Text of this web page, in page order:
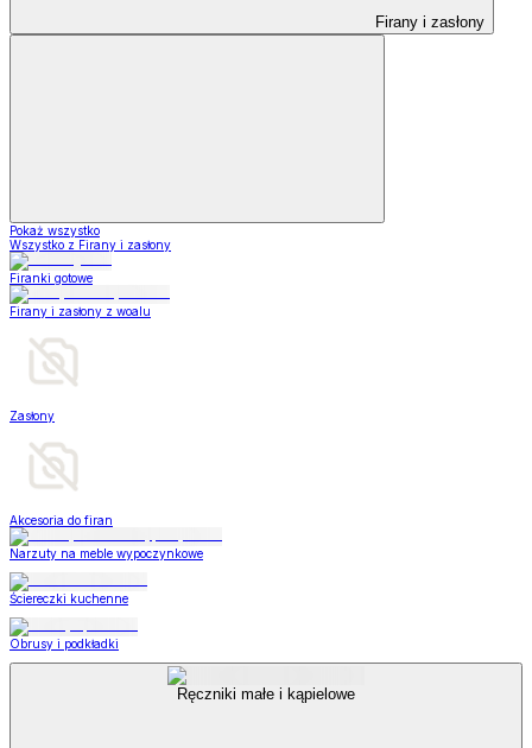
Firany i zasłony
Pokaż wszystko
Wszystko z Firany i zasłony
Firanki gotowe
Firany i zasłony z woalu
Zasłony
Akcesoria do firan
Narzuty na meble wypoczynkowe
Ściereczki kuchenne
Obrusy i podkładki
Ręczniki małe i kąpielowe